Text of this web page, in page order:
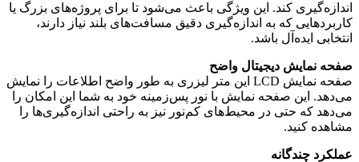
اندازه‌گیری کند. این ویژگی باعث می‌شود تا برای پروژه‌های بزرگ یا
کاربردهایی که به اندازه‌گیری دقیق مسافت‌های بلند نیاز دارند،
انتخابی ایده‌آل باشد.
صفحه نمایش دیجیتال واضح
صفحه نمایش LCD این متر لیزری به طور واضح اطلاعات را نمایش
می‌دهد. این صفحه نمایش با نور پس‌زمینه خود به شما این امکان را
می‌دهد که حتی در محیط‌های کم‌نور نیز به راحتی اندازه‌گیری‌ها را
مشاهده کنید.
عملکرد چندگانه